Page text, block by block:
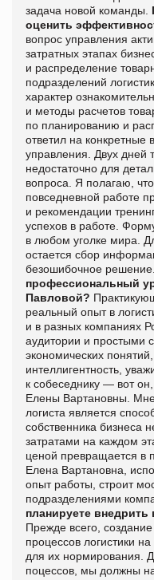
задача новой команды.
оценить
вопрос управления
затратных этапах
и распределение
подразделений
характер
и методы расчетов
по планированию и
ответил на конкретные
управления. Двух дней
недостаточно для
вопроса. Я полагаю,
повседневной работе
и рекомендации
успехов в работе.
в любом уголке мира.
остается сбор
безошибочное решение.
профессиональный
Павловой?
реальный опыт в
и в разных компаниях
аудитории и простыми
экономических
интеллигентность,
к собеседнику — вот
Елены Вартановны.
логиста является
собственника бизнеса
затратами на каждом
ценой превращается в
Елена Вартановна,
опыт работы, строит
подразделениями
планируете внедрить
Прежде всего,
процессов логистики
для их нормирования.
поцессов, мы должны